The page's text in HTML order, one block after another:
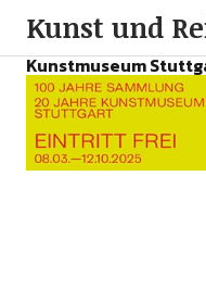
Kunst und
Kunstmuseum